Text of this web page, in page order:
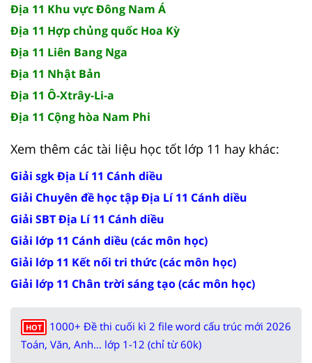
Địa 11 Khu vực Đông Nam Á
Địa 11 Hợp chủng quốc Hoa Kỳ
Địa 11 Liên Bang Nga
Địa 11 Nhật Bản
Địa 11 Ô-Xtrây-Li-a
Địa 11 Cộng hòa Nam Phi
Xem thêm các tài liệu học tốt lớp 11 hay khác:
Giải sgk Địa Lí 11 Cánh diều
Giải Chuyên đề học tập Địa Lí 11 Cánh diều
Giải SBT Địa Lí 11 Cánh diều
Giải lớp 11 Cánh diều (các môn học)
Giải lớp 11 Kết nối tri thức (các môn học)
Giải lớp 11 Chân trời sáng tạo (các môn học)
HOT
1000+ Đề thi cuối kì 2 file word cấu trúc mới 2026
Toán, Văn, Anh... lớp 1-12 (chỉ từ 60k)